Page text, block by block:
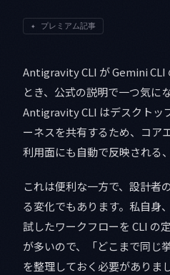
✦ プレミアム記事
Antigravity CLI が Gemini CLI
とき、公式の説明で一つ気に
Antigravity CLI はデスクトッ
ーネスを共有するため、コア
利用面にも自動で反映される
これは便利な一方で、設計者
る変化でもあります。私自身
試したワークフローを CLI の
が多いので、「どこまで同じ
を整理しておく必要がありま